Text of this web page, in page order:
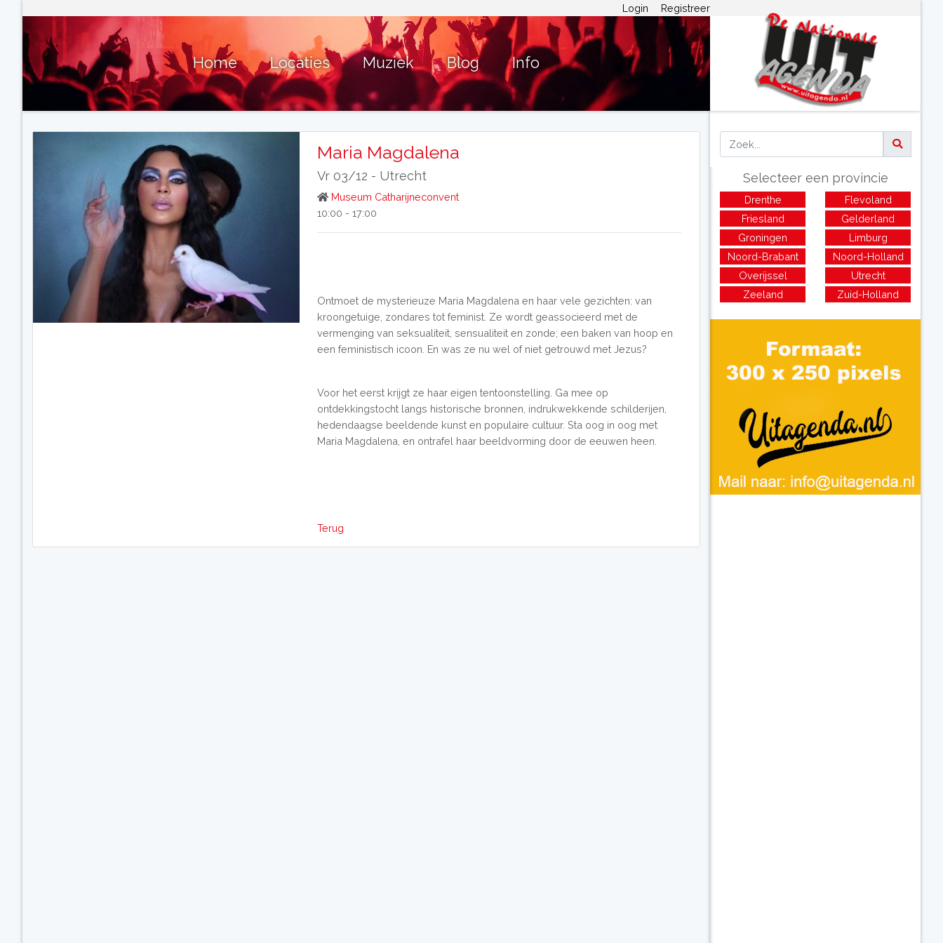
Login Registreer
Home Locaties Muziek Blog Info
Maria Magdalena
Vr 03/12 - Utrecht
Museum Catharijneconvent
10:00 - 17:00
Ontmoet de mysterieuze Maria Magdalena en haar vele gezichten: van
kroongetuige, zondares tot feminist. Ze wordt geassocieerd met de
vermenging van seksualiteit, sensualiteit en zonde; een baken van hoop en
een feministisch icoon. En was ze nu wel of niet getrouwd met Jezus?
Voor het eerst krijgt ze haar eigen tentoonstelling. Ga mee op
ontdekkingstocht langs historische bronnen, indrukwekkende schilderijen,
hedendaagse beeldende kunst en populaire cultuur. Sta oog in oog met
Maria Magdalena, en ontrafel haar beeldvorming door de eeuwen heen.
Terug
Selecteer een provincie
Drenthe
Flevoland
Friesland
Gelderland
Groningen
Limburg
Noord-Brabant
Noord-Holland
Overijssel
Utrecht
Zeeland
Zuid-Holland